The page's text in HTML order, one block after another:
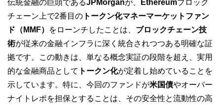
伝統金融の巨頭であるJPMorganが、 Ethereumブロック
チェーン上で2番目の トークン化マネーマーケットファン
ド（MMF）
をローンチしたことは、 ブロックチェーン技
術が従来の金融インフラに深く統合されつつある明確な証
拠です。この動きは、単なる概念実証の段階を超え、実用
的な金融商品として トークン化が定着し始めていることを
示しています。特に、今回のファンドが米国債やオーバー
ナイトレポを担保とすることは、その安全性と流動性の高